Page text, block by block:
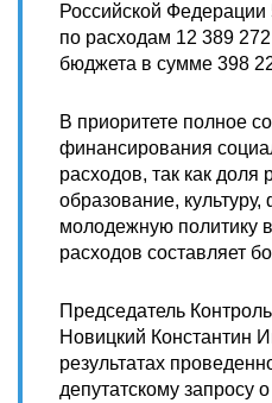
Российской Федерации
по расходам 12 389
бюджета в сумме 398
В приоритете полное
финансирования
расходов, так как доля
образование, культуру,
молодежную политику
расходов составляет
Председатель
Новицкий Константин
результатах
депутатскому запросу